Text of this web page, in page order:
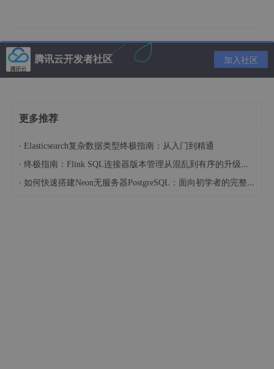
腾讯云开发者社区 加入社区
更多推荐
· Elasticsearch复杂数据类型终极指南：从入门到精通
· 终极指南：Flink SQL连接器版本管理从混乱到有序的升级之路
· 如何快速搭建Neon无服务器PostgreSQL：面向初学者的完整指南